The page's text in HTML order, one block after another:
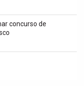
concurso de